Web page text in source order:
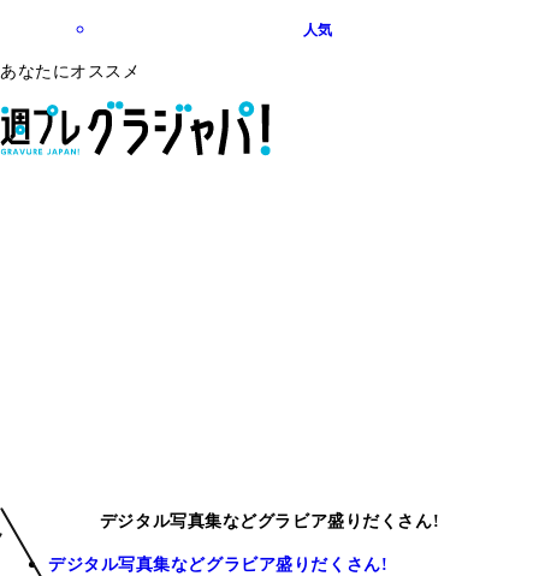
人気
あなたにオススメ
デジタル写真集などグラビア盛りだくさん!
デジタル写真集などグラビア盛りだくさん!